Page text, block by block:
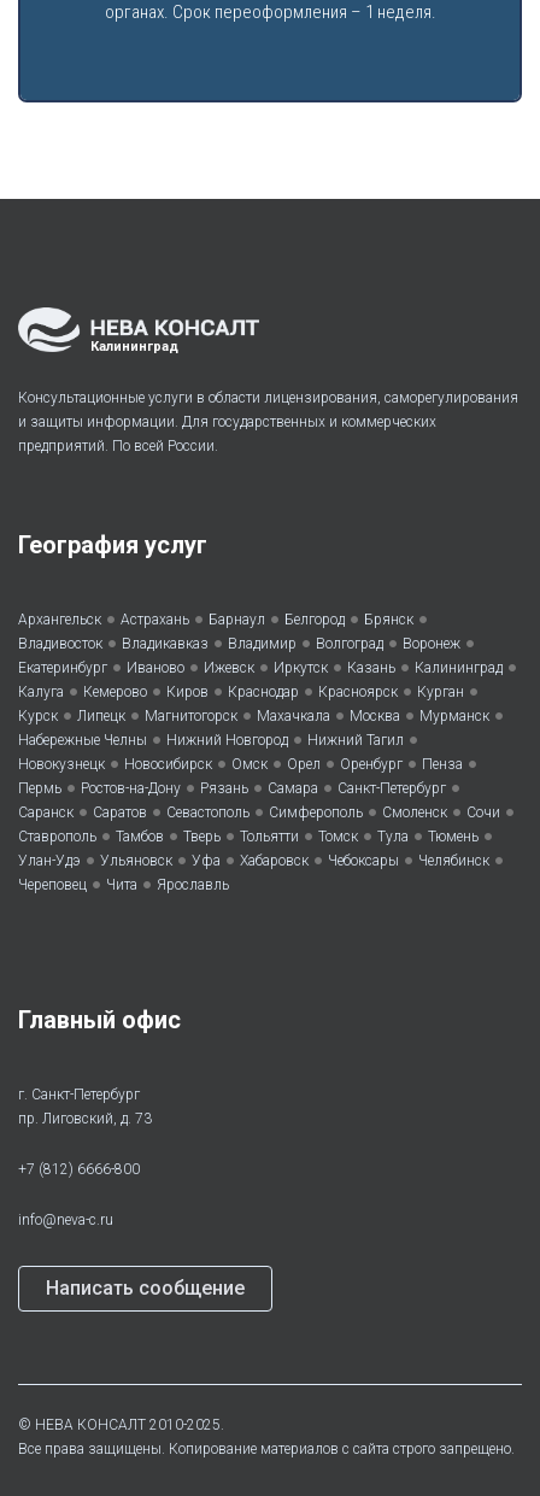
органах. Срок переоформления – 1 неделя.
Калининград
Консультационные услуги в области лицензирования, саморегулирования
и защиты информации. Для государственных и коммерческих
предприятий. По всей России.
География услуг
Архангельск • Астрахань • Барнаул • Белгород • Брянск •
Владивосток • Владикавказ • Владимир • Волгоград • Воронеж •
Екатеринбург • Иваново • Ижевск • Иркутск • Казань • Калининград •
Калуга • Кемерово • Киров • Краснодар • Красноярск • Курган •
Курск • Липецк • Магнитогорск • Махачкала • Москва • Мурманск •
Набережные Челны • Нижний Новгород • Нижний Тагил •
Новокузнецк • Новосибирск • Омск • Орел • Оренбург • Пенза •
Пермь • Ростов-на-Дону • Рязань • Самара • Санкт-Петербург •
Саранск • Саратов • Севастополь • Симферополь • Смоленск • Сочи •
Ставрополь • Тамбов • Тверь • Тольятти • Томск • Тула • Тюмень •
Улан-Удэ • Ульяновск • Уфа • Хабаровск • Чебоксары • Челябинск •
Череповец • Чита • Ярославль
Главный офис
г. Санкт-Петербург
пр. Лиговский, д. 73
+7 (812) 6666-800
info@neva-c.ru
Написать сообщение
© НЕВА КОНСАЛТ 2010-2025.
Все права защищены. Копирование материалов с сайта строго запрещено.